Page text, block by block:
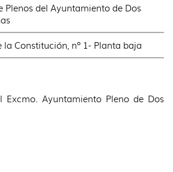
Plenos del Ayuntamiento de Dos
la Constitución, nº 1- Planta baja
Excmo. Ayuntamiento Pleno de Dos